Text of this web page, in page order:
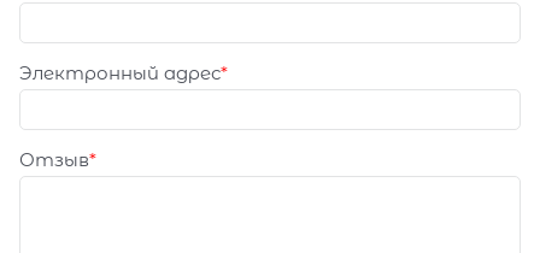
Электронный адрес
Отзыв